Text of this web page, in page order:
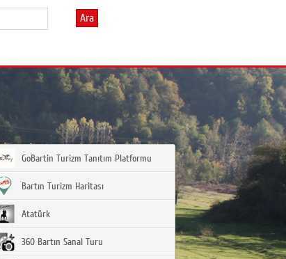
Ara
GoBartin Turizm Tanıtım Platformu
Bartın Turizm Haritası
Atatürk
360 Bartın Sanal Turu